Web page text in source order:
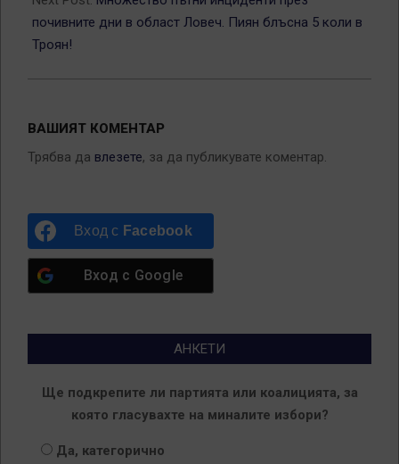
почивните дни в област Ловеч. Пиян блъсна 5 коли в
Троян!
ВАШИЯТ КОМЕНТАР
Трябва да влезете, за да публикувате коментар.
Вход с Facebook
Вход с Google
АНКЕТИ
Ще подкрепите ли партията или коалицията, за
която гласувахте на миналите избори?
Да, категорично